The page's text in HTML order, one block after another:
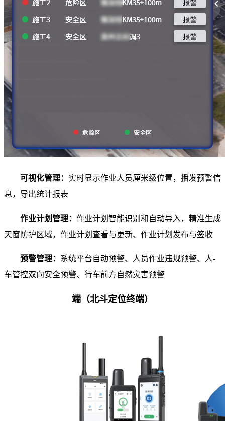
可视化管理： 实时显示作业人员厘米级位置，播发预警信
息，导出统计报表
作业计划管理： 作业计划智能识别和自动导入，精准生成
天窗防护区域，作业计划查看与更新、作业计划发布与签收
预警管理： 系统平台自动预警、人员作业违规预警、人-
车管控双向安全预警、行车前方自然灾害预警
端 （北斗定位终端）